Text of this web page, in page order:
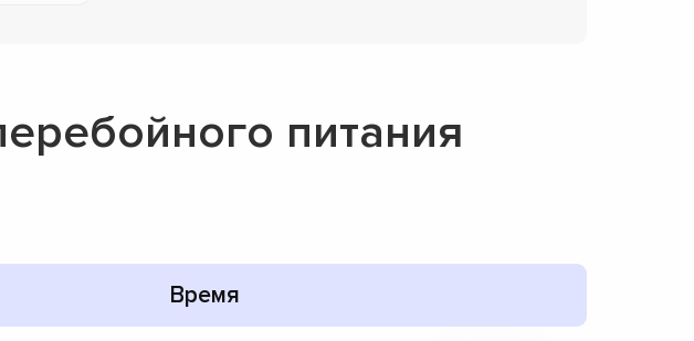
питания
Время